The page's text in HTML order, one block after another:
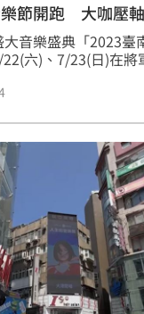
節開跑 大咖壓
音樂盛典「2023臺
六)、7/23(日)在將
三金加持及嘻哈界
分別由金曲歌后蔡
維歆／台北報導